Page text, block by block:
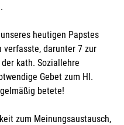
heutigen Papstes
verfasste, darunter 7 zur
kath. Soziallehre
Gebet zum Hl.
betete!
zum Meinungsaustausch,